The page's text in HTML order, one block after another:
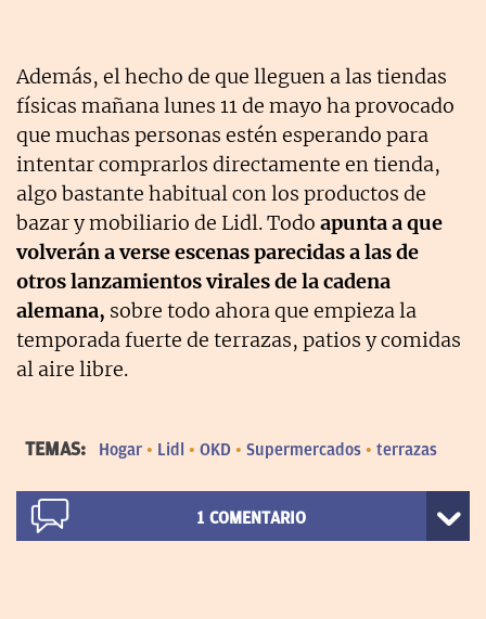
Además, el hecho de que lleguen a las tiendas
físicas mañana lunes 11 de mayo ha provocado
que muchas personas estén esperando para
intentar comprarlos directamente en tienda,
algo bastante habitual con los productos de
bazar y mobiliario de Lidl. Todo apunta a que
volverán a verse escenas parecidas a las de
otros lanzamientos virales de la cadena
alemana, sobre todo ahora que empieza la
temporada fuerte de terrazas, patios y comidas
al aire libre.
TEMAS: Hogar Lidl OKD Supermercados terrazas
1 COMENTARIO